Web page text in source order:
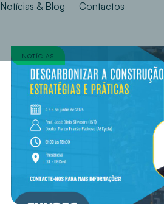
Notícias & Blog Contactos
NOTÍCIAS